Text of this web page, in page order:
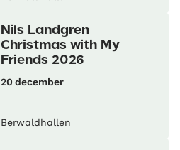
Nils Landgren
Christmas with My
Friends 2026
20 december
Berwaldhallen